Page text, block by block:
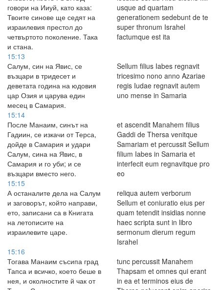
говори на Ииуй, като каза:
Твоите синове ще седят на
израилевия престол до
четвъртото поколение. Така
и стана.
usque ad quartam
generationem sedebunt de te
super thronum Israhel
factumque est ita
15:13
Салум, син на Явис, се
възцари в тридесет и
деветата година на юдовия
цар Озия и царува един
месец в Самария.
Sellum filius Iabes regnavit
tricesimo nono anno Azariae
regis Iudae regnavit autem
uno mense in Samaria
15:14
После Манаим, синът на
Гадиин, се изкачи от Терса,
дойде в Самария и удари
Салум, сина на Явис, в
Самария и го уби; и се
възцари вместо него.
et ascendit Manahem filius
Gaddi de Thersa venitque
Samariam et percussit Sellum
filium Iabes in Samaria et
interfecit eum regnavitque pro
eo
15:15
А останалите дела на Салум
и заговорът, който направи,
ето, записани са в Книгата
на летописите на
израилевите царе.
reliqua autem verborum
Sellum et coniuratio eius per
quam tetendit insidias nonne
haec scripta sunt in libro
sermonum dierum regum
Israhel
15:16
Тогава Манаим съсипа град
Тапса и всичко, което беше в
нея, и околностите й чак от
tunc percussit Manahem
Thapsam et omnes qui erant
in ea et terminos eius de